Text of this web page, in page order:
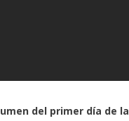
del primer día de la